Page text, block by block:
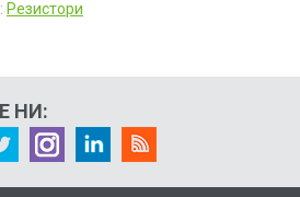
Резистори
НИ: